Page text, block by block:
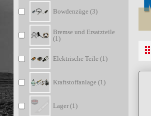
Bowdenzüge (3)
Bremse und Ersatzteile
(1)
Elektrische Teile (1)
Kraftstoffanlage (1)
Lager (1)